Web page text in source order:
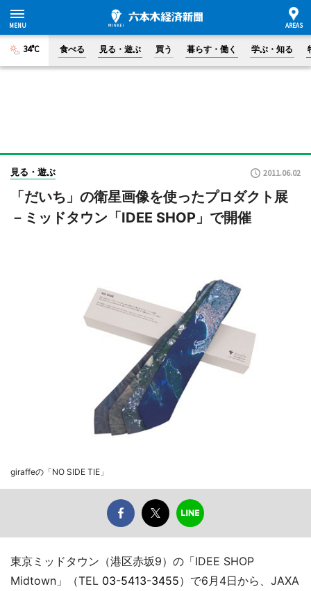
34°C 食べる 見る・遊ぶ 買う 暮らす・働く 学ぶ・知る
見る・遊ぶ 2011.06.02
「だいち」の衛星画像を使ったプロダクト展
－ミッドタウン「IDEE SHOP」で開催
giraffeの「NO SIDE TIE」
東京ミッドタウン（港区赤坂9）の「IDEE SHOP
Midtown」（TEL 03-5413-3455）で6月4日から、JAXA